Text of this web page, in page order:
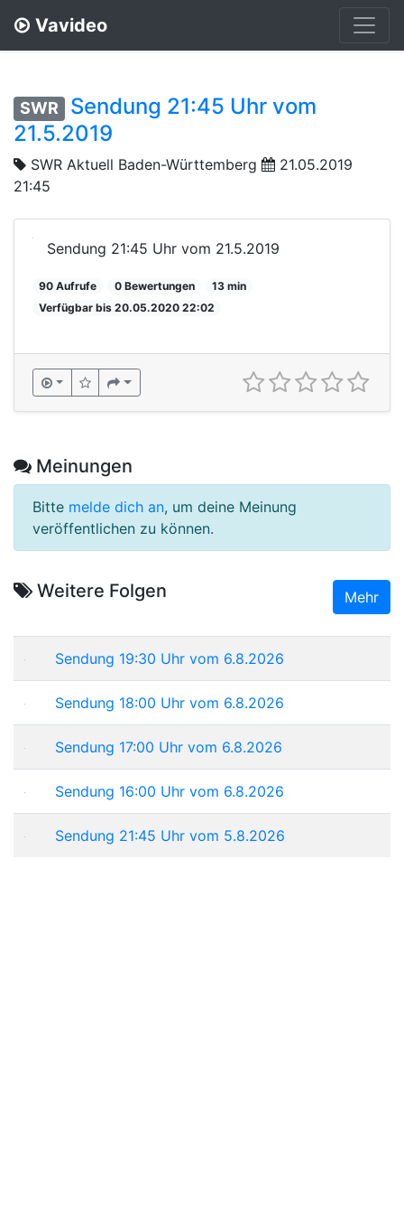
Vavideo
SWR
Sendung 21:45 Uhr vom
21.5.2019
SWR Aktuell Baden-Württemberg
21.05.2019
21:45
Sendung 21:45 Uhr vom 21.5.2019
90 Aufrufe 0 Bewertungen
13 min
Verfügbar bis 20.05.2020 22:02
Meinungen
Bitte melde dich an, um deine Meinung
veröffentlichen zu können.
Weitere Folgen Mehr
Sendung 19:30 Uhr vom 6.8.2026
Sendung 18:00 Uhr vom 6.8.2026
Sendung 17:00 Uhr vom 6.8.2026
Sendung 16:00 Uhr vom 6.8.2026
Sendung 21:45 Uhr vom 5.8.2026